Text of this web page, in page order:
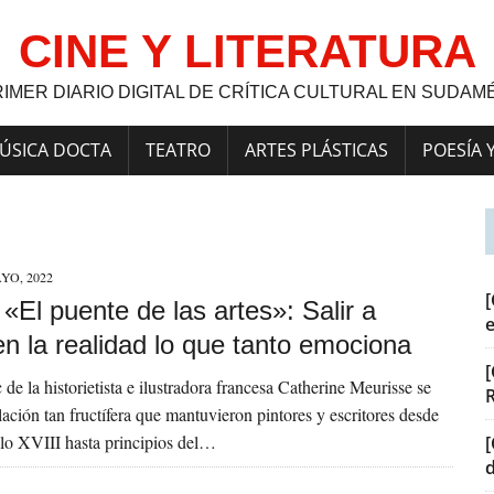
CINE Y LITERATURA
DIARIO DIGITAL DE CRÍTICA CULTURAL EN
DOCTA TEATRO ARTES PLÁSTICAS POESÍA
2022
puente de las artes»: Salir a
la realidad lo que tanto emociona
la historietista e ilustradora francesa Catherine Meurisse se
tan fructífera que mantuvieron pintores y escritores desde
XVIII hasta principios del…